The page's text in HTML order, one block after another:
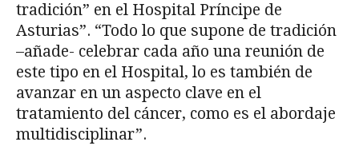
tradición” en el Hospital Príncipe de
Asturias”. “Todo lo que supone de tradición
–añade- celebrar cada año una reunión de
este tipo en el Hospital, lo es también de
avanzar en un aspecto clave en el
tratamiento del cáncer, como es el abordaje
multidisciplinar”.